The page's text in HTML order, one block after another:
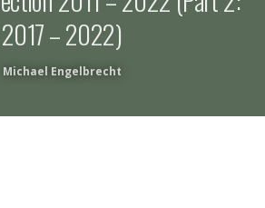
2017 – 2022)
Michael Engelbrecht